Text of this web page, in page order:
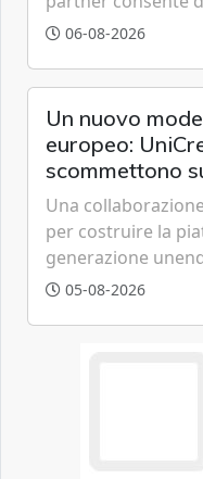
all'eolico
06-08-2026
Un nuovo
europeo:
scommettono
tecnologica
Una
per costruire la
generazione
artificiale.
05-08-2026